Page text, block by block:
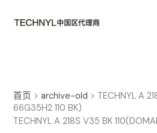
首页 >archive-old > TECHNYL A
66G35H2 110 BK)
TECHNYL A 218S V35 BK